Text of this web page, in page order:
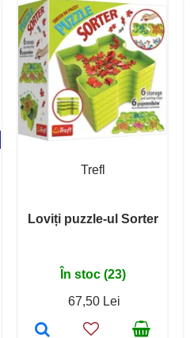
Trefl
Loviți puzzle-ul Sorter
În stoc (23)
67,50 Lei